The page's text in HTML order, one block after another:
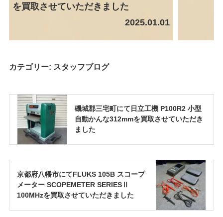
を買取させていただきました
2025.01.01
カテゴリー: スタッフブログ
磯城郡三宅町にて日立工機 P100R2 小型
自動かんな312mmを買取させていただき
ました
京都府八幡市にてFLUKS 105B スコープ
メーター SCOPEMETER SERIESⅡ
100MHzを買取させていただきました